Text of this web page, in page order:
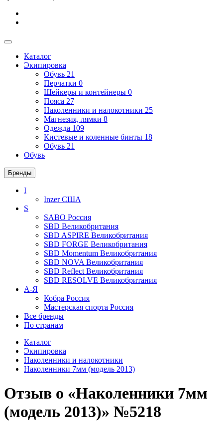
Каталог
Экипировка
Обувь 21
Перчатки 0
Шейкеры и контейнеры 0
Пояса 27
Наколенники и налокотники 25
Магнезия, лямки 8
Одежда 109
Кистевые и коленные бинты 18
Обувь 21
Обувь
Бренды
I
InzerСША
S
SABO Россия
SBD Великобритания
SBD ASPIRE Великобритания
SBD FORGE Великобритания
SBD Momentum Великобритания
SBD NOVA Великобритания
SBD Reflect Великобритания
SBD RESOLVE Великобритания
А-Я
Кобра Россия
Мастерская спорта Россия
Все бренды
По странам
Каталог
Экипировка
Наколенники и налокотники
Наколенники 7мм (модель 2013)
Отзыв о «Наколенники 7мм
(модель 2013)» №5218